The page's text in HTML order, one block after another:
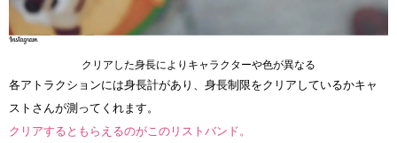
クリアした身長によりキャラクターや色が異なる
各アトラクションには身長計があり、身長制限をクリアしているかキャ
ストさんが測ってくれます。
クリアするともらえるのがこのリストバンド。